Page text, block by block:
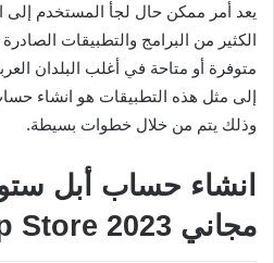
يعد أمر ممكن حال لجأ المستخدم
الكثير من البرامج والتطبيقات
متوفرة أو متاحة في أغلب البلدان
وذلك يتم من خلال خطوات بسيطة.
انشاء حساب أبل
مجاني 2023 American App Store